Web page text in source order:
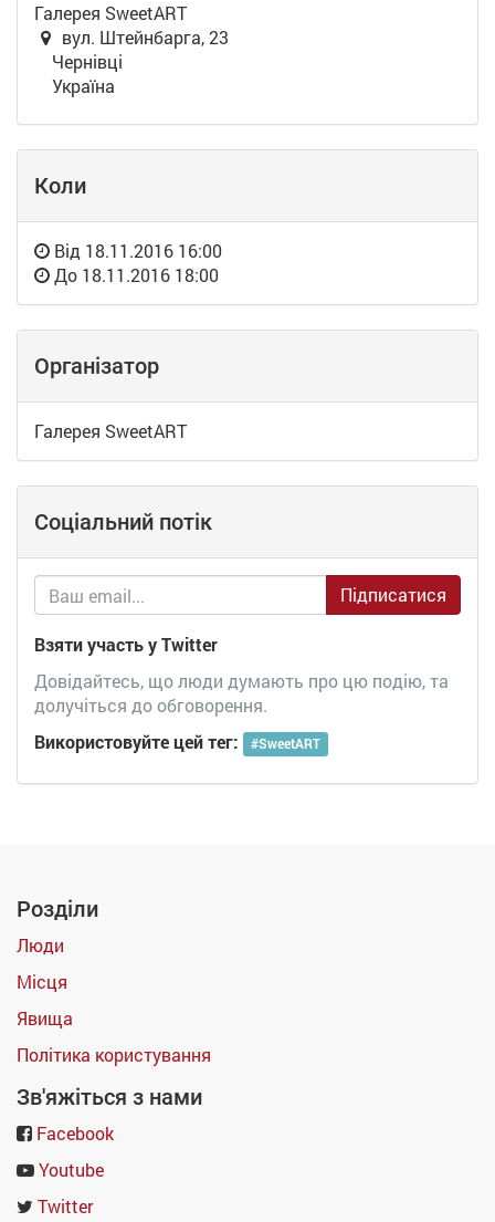
Галерея SweetART
вул. Штейнбарга, 23
Чернівці
Україна
Коли
Від 18.11.2016 16:00
До 18.11.2016 18:00
Організатор
Галерея SweetART
Соціальний потік
Підписатися
Взяти участь у Twitter
Довідайтесь, що люди думають про цю подію, та
долучіться до обговорення.
Використовуйте цей тег:
#SweetART
Розділи
Люди
Місця
Явища
Політика користування
Зв'яжіться з нами
Facebook
Youtube
Twitter